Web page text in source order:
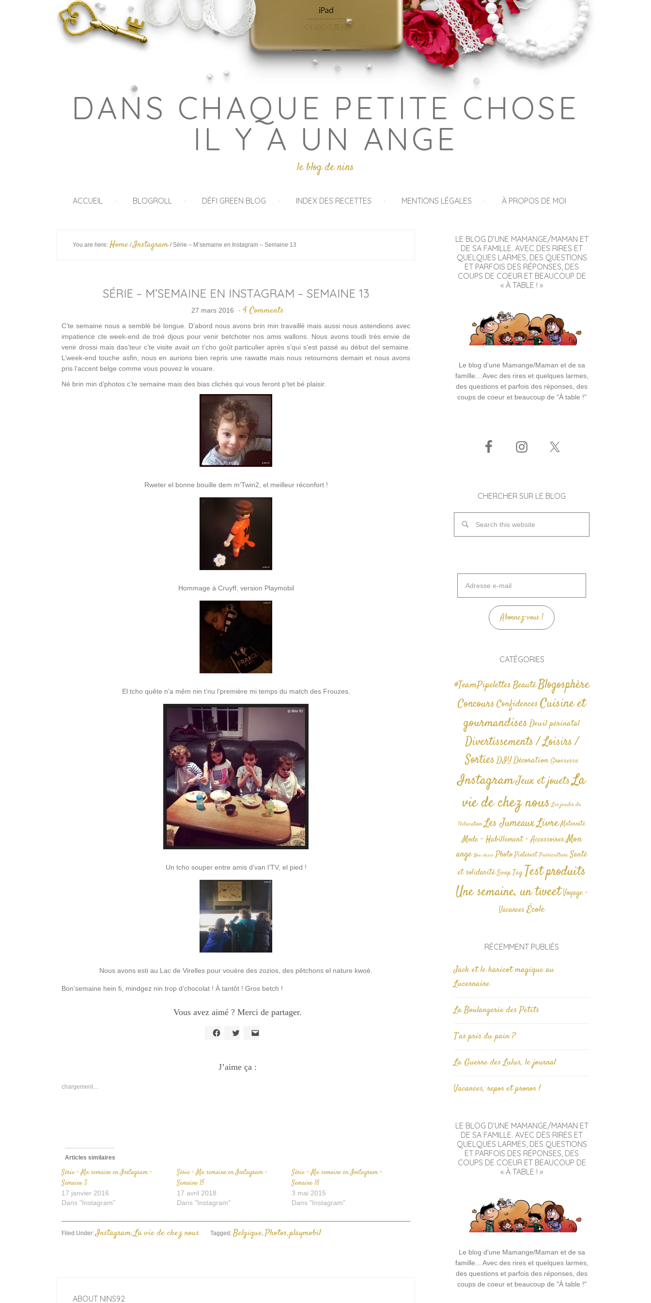
DANS CHAQUE PETITE CHOSE
IL Y A UN ANGE
le blog de nins
ACCUEIL BLOGROLL DÉFI GREEN BLOG INDEX DES RECETTES MENTIONS LÉGALES À PROPOS DE MOI
You are here: Home / Instagram /Série – M’semaine en Instagram – Semaine 13
SÉRIE – M’SEMAINE EN INSTAGRAM – SEMAINE 13
27 mars 2016 · 4 Comments
C’te semaine nous a semblé bé longue. D’abord nous avons brin min travaillé mais aussi nous astendions avec
impatience cte week-end de troè djous pour venir betchoter nos amis wallons. Nous avons toudi très envie de
venir drossi mais das’teur c’te visite avait un t’cho goût particulier après s’qui s’est passé au début del semaine.
L’week-end touche asfin, nous en aurions bien repris une rawatte mais nous retournons demain et nous avons
pris l’accent belge comme vous pouvez le vouare.
Né brin min d’photos c’te semaine mais des bias clichés qui vous feront p’tet bé plaisir.
Rweter el bonne bouille dem m’Twin2, el meilleur réconfort !
Hommage à Cruyff, version Playmobil
El tcho quête n’a mêm nin t’nu l’première mi temps du match des Frouzes.
Un tcho souper entre amis d’van l’TV, el pied !
Nous avons esti au Lac de Virelles pour vouère des zozios, des pêtchons el nature kwoè.
Bon’semaine hein fi, mindgez nin trop d’chocolat ! À tantôt ! Gros betch !
Vous avez aimé ? Merci de partager.
Facebook(ouvre
dans
Twitter(ouvre
dans
lien
par
J’aime ça :
chargement…
Articles similaires
Série – Ma semaine en Instagram –
Semaine 3
17 janvier 2016
Dans "Instagram"
Série – Ma semaine en Instagram –
Semaine 15
17 avril 2018
Dans "Instagram"
Série – Ma semaine en Instagram –
Semaine 18
3 mai 2015
Dans "Instagram"
Filed Under:Instagram, La vie de chez nous Tagged: Belgique, Photos,playmobil
ABOUT NINS92
LE BLOG D’UNE MAMANGE/MAMAN ET
DE SA FAMILLE. AVEC DES RIRES ET
QUELQUES LARMES, DES QUESTIONS
ET PARFOIS DES RÉPONSES, DES
COUPS DE COEUR ET BEAUCOUP DE
« À TABLE ! »
Le blog d'une Mamange/Maman et de sa
famille... Avec des rires et quelques larmes,
des questions et parfois des réponses, des
coups de coeur et beaucoup de "À table !"
CHERCHER SUR LE BLOG
mail
Abonnez-vous !
CATÉGORIES
#TeamPipelettesBeautéBlogosphère
ConcoursConfidences Cuisine et
gourmandises Deuil périnatal
Divertissements / Loisirs /
SortiesDIYDécoration Grossesse
InstagramJeux et jouetsLa
vie de chez nous Les jeudis de
l'éducation Les JumeauxLivre Maternité
Mode - Habillement - AccessoiresMon
ange Non classé Photo Pinterest Puériculture Santé
et solidarité Swap TagTest produits
Une semaine, un tweetVoyage -
Vacances École
RÉCEMMENT PUBLIÉS
Jack et le haricot magique au
Lucernaire
La Boulangerie des Petits
T’as pris du pain ?
La Guerre des Lulus, le journal
Vacances, repos et pronos !
LE BLOG D’UNE MAMANGE/MAMAN ET
DE SA FAMILLE. AVEC DES RIRES ET
QUELQUES LARMES, DES QUESTIONS
ET PARFOIS DES RÉPONSES, DES
COUPS DE COEUR ET BEAUCOUP DE
« À TABLE ! »
Le blog d'une Mamange/Maman et de sa
famille... Avec des rires et quelques larmes,
des questions et parfois des réponses, des
coups de coeur et beaucoup de "À table !"